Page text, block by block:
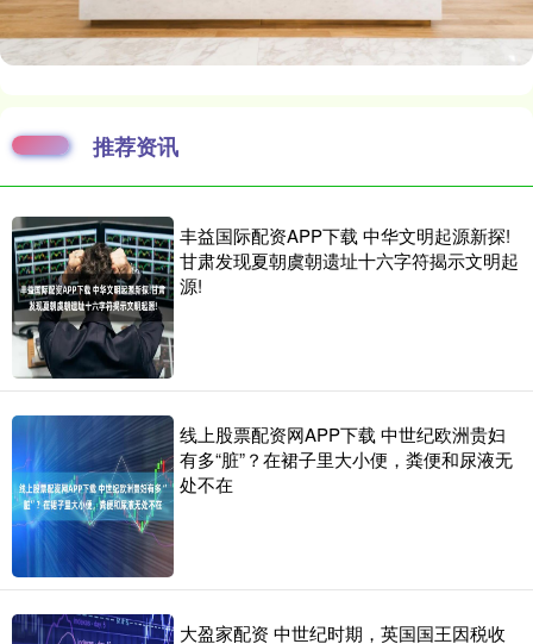
推荐资讯
丰益国际配资APP下载 中华文明起源新探!
甘肃发现夏朝虞朝遗址十六字符揭示文明起
源!
线上股票配资网APP下载 中世纪欧洲贵妇
有多“脏”？在裙子里大小便，粪便和尿液无
处不在
大盈家配资 中世纪时期，英国国王因税收